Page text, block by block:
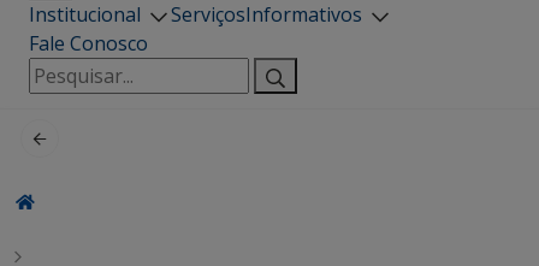
Institucional ServiçosInformativos
Fale Conosco
Pesquisar
por: